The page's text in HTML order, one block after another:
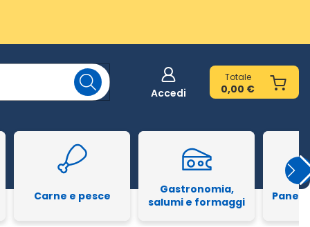
Accedi
Totale
0,00 €
Carne e pesce
Gastronomia,
salumi e formaggi
Pane